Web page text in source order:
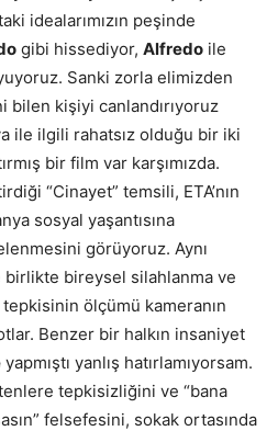
idealarımızın peşinde
gibi hissediyor, Alfredo ile
Sanki zorla elimizden
bilen kişiyi canlandırıyoruz
ile ilgili rahatsız olduğu bir iki
bir film var karşımızda.
“Cinayet” temsili, ETA’nın
sosyal yaşantısına
görüyoruz. Aynı
bireysel silahlanma ve
ölçümü kameranın
Benzer bir halkın insaniyet
yapmıştı yanlış hatırlamıyorsam.
tepkisizliğini ve “bana
felsefesini, sokak ortasında